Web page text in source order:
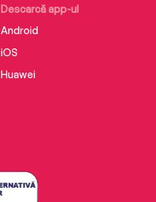
Descarcă app-ul
Android
iOS
Huawei